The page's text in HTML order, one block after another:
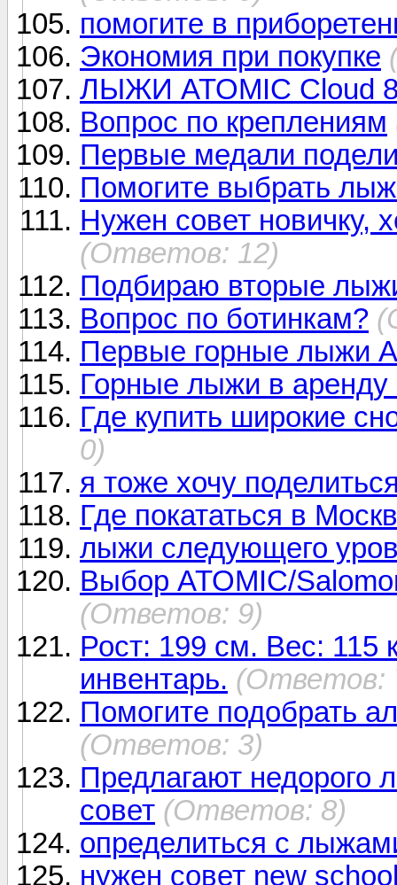
помогите в
Экономия при покупке
ЛЫЖИ ATOMIC Cloud 8
Вопрос по креплениям
Первые медали
Помогите выбрать
Нужен совет новичку,
(Ответов: 12)
Подбираю вторые
Вопрос по ботинкам?
Первые горные лыжи
Горные лыжи в аренду
Где купить широкие
0)
я тоже хочу
Где покататься в
лыжи следующего
Выбор ATOMIC/
(Ответов: 9)
Рост: 199 см. Вес: 115
инвентарь. (Ответов:
Помогите подобрать
(Ответов: 3)
Предлагают недорого
совет (Ответов: 8)
определиться с
нужен совет new